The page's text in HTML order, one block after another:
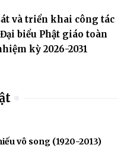
và triển khai công tác
biểu Phật giáo toàn
kỳ 2026-2031
vô song (1920-2013)